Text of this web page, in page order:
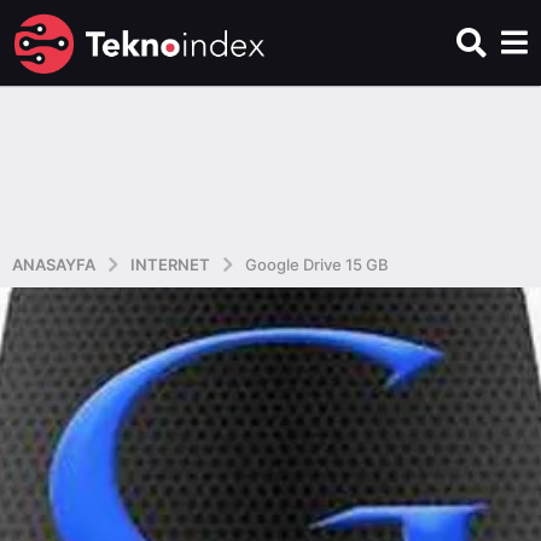
ANASAYFA INTERNET Google Drive 15 GB